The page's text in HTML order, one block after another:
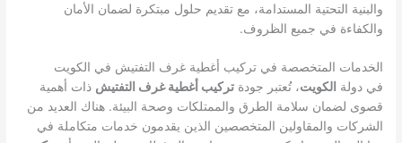
والبنية التحتية المستدامة، مع تقديم حلول مبتكرة لضمان الأمان
والكفاءة في جميع الظروف.
الخدمات المتخصصة في تركيب أغطية غرف التفتيش في الكويت
في دولة الكويت، تُعتبر جودةتركيب أغطية غرف التفتيش ذات أهمية
قصوى لضمان سلامة الطرق والممتلكات وصحة البيئة. هناك العديد من
الشركات والمقاولين المتخصصين الذين يقدمون خدمات متكاملة في